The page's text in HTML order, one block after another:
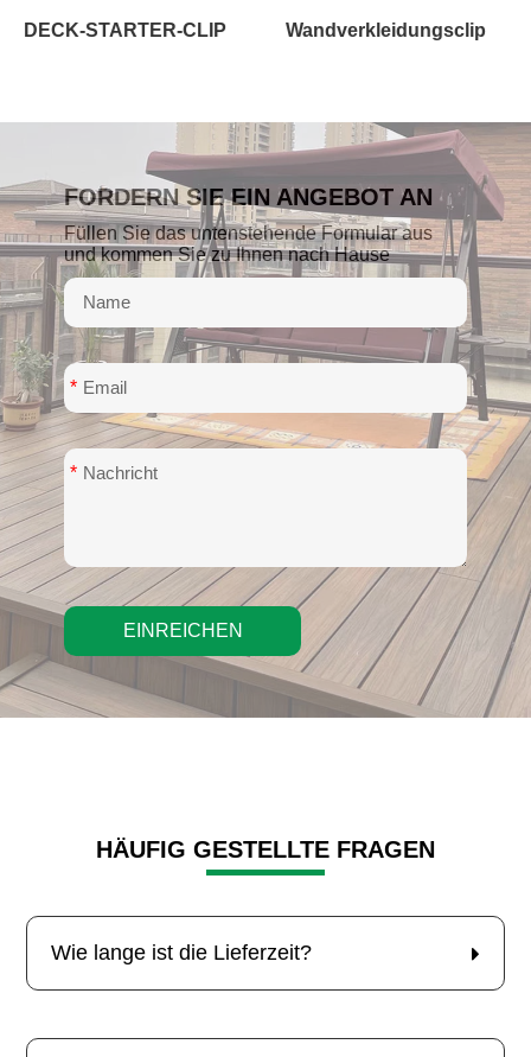
Wandverkleidungsclip Treppen- oder Blendenbrett
FORDERN SIE EIN ANGEBOT AN
Füllen Sie das untenstehende Formular aus
und kommen Sie zu Ihnen nach Hause
*
*
EINREICHEN
HÄUFIG GESTELLTE FRAGEN
Wie lange ist die Lieferzeit?